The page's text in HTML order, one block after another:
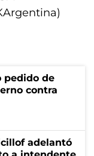
pedido de
contra
adelantó